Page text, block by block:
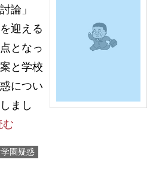
論」
迎える
となっ
と学校
につい
まし
む
園疑惑